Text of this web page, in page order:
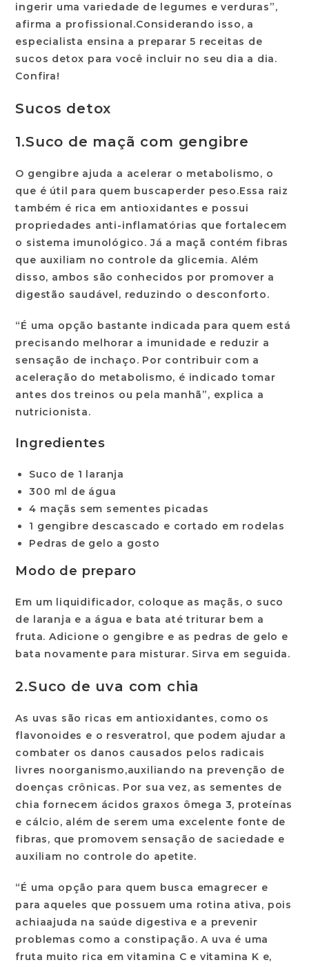
ingerir uma variedade de legumes e verduras”,
afirma a profissional.Considerando isso, a
especialista ensina a preparar 5 receitas de
sucos detox para você incluir no seu dia a dia.
Confira!
Sucos detox
1.Suco de maçã com gengibre
O gengibre ajuda a acelerar o metabolismo, o
que é útil para quem buscaperder peso.Essa raiz
também é rica em antioxidantes e possui
propriedades anti-inflamatórias que fortalecem
o sistema imunológico. Já a maçã contém fibras
que auxiliam no controle da glicemia. Além
disso, ambos são conhecidos por promover a
digestão saudável, reduzindo o desconforto.
“É uma opção bastante indicada para quem está
precisando melhorar a imunidade e reduzir a
sensação de inchaço. Por contribuir com a
aceleração do metabolismo, é indicado tomar
antes dos treinos ou pela manhã”, explica a
nutricionista.
Ingredientes
Suco de 1 laranja
300 ml de água
4 maçãs sem sementes picadas
1 gengibre descascado e cortado em rodelas
Pedras de gelo a gosto
Modo de preparo
Em um liquidificador, coloque as maçãs, o suco
de laranja e a água e bata até triturar bem a
fruta. Adicione o gengibre e as pedras de gelo e
bata novamente para misturar. Sirva em seguida.
2.Suco de uva com chia
As uvas são ricas em antioxidantes, como os
flavonoides e o resveratrol, que podem ajudar a
combater os danos causados pelos radicais
livres noorganismo,auxiliando na prevenção de
doenças crônicas. Por sua vez, as sementes de
chia fornecem ácidos graxos ômega 3, proteínas
e cálcio, além de serem uma excelente fonte de
fibras, que promovem sensação de saciedade e
auxiliam no controle do apetite.
“É uma opção para quem busca emagrecer e
para aqueles que possuem uma rotina ativa, pois
achiaajuda na saúde digestiva e a prevenir
problemas como a constipação. A uva é uma
fruta muito rica em vitamina C e vitamina K e,